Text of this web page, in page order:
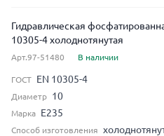
Гидравлическая
10305-4 холоднотянутая
Арт.97-51480 В наличии
ГОСТ EN 10305-4
Диаметр 10
Марка E235
Способ изготовления